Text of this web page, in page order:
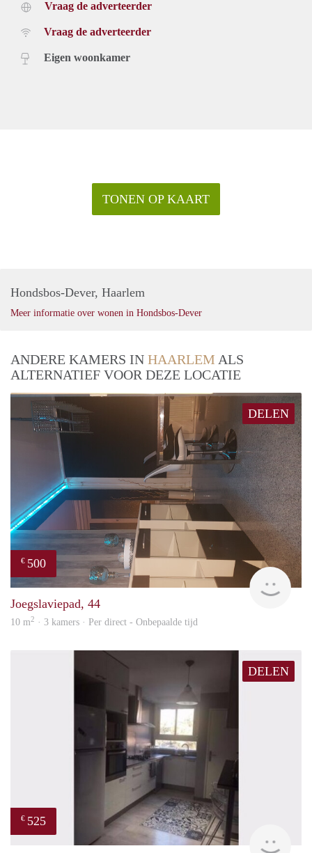
Vraag de adverteerder
Vraag de adverteerder
Eigen woonkamer
TONEN OP KAART
Hondsbos-Dever, Haarlem
Meer informatie over wonen in Hondsbos-Dever
ANDERE KAMERS IN HAARLEM ALS
ALTERNATIEF VOOR DEZE LOCATIE
DELEN
€ 500
Joegslaviepad, 44
10 m2 · 3 kamers · Per direct - Onbepaalde tijd
DELEN
€ 525